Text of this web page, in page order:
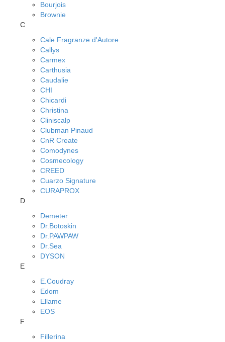
Bourjois
Brownie
C
Cale Fragranze d'Autore
Callys
Carmex
Carthusia
Caudalie
CHI
Chicardi
Christina
Cliniscalp
Clubman Pinaud
CnR Create
Comodynes
Cosmecology
CREED
Cuarzo Signature
CURAPROX
D
Demeter
Dr.Botoskin
Dr.PAWPAW
Dr.Sea
DYSON
E
E.Coudray
Edom
Ellame
EOS
F
Fillerina